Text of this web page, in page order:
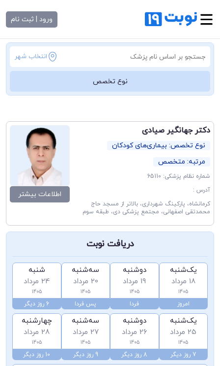
ورود | ثبت نام
انتخاب شهر
نوع تخصص
دکتر جهانگیر صیادی
نوع تخصص: بیماری‌های کودکان
مرتبه: متخصص
شماره نظام پزشکی: 65110
آدرس :
کرمانشاه، پارکینگ شهرداری، بالاتر از مسجد حاج
محمدتقی اصفهانی، مجتمع پزشکی دی، طبقه سوم
اطلاعات بیشتر
دریافت نوبت
یک‌شنبه
18 مرداد
1405
امروز
دوشنبه
19 مرداد
1405
فردا
سه‌شنبه
20 مرداد
1405
پس فردا
شنبه
24 مرداد
1405
6 روز دیگر
یک‌شنبه
25 مرداد
1405
7 روز دیگر
دوشنبه
26 مرداد
1405
8 روز دیگر
سه‌شنبه
27 مرداد
1405
9 روز دیگر
چهارشنبه
28 مرداد
1405
10 روز دیگر